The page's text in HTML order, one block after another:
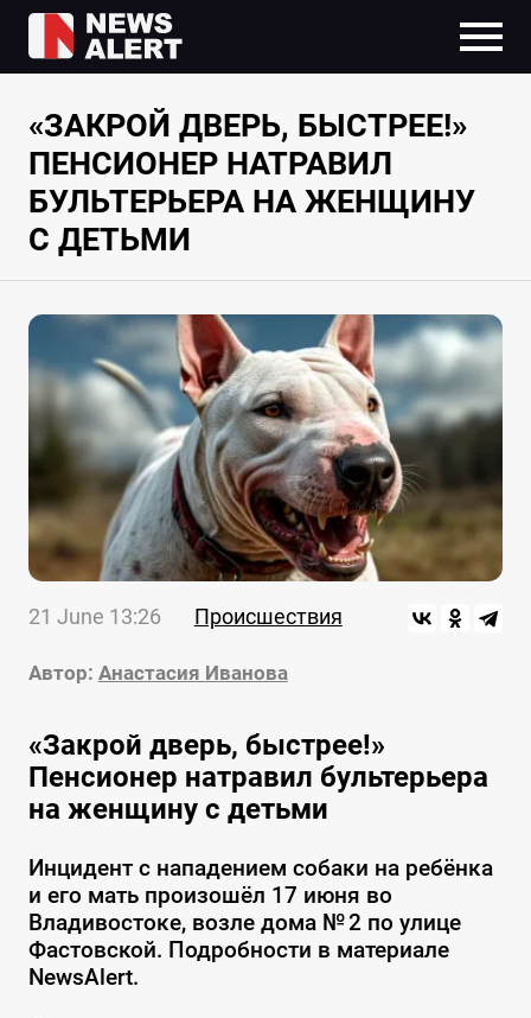
«ЗАКРОЙ ДВЕРЬ, БЫСТРЕЕ!»
ПЕНСИОНЕР НАТРАВИЛ
БУЛЬТЕРЬЕРА НА ЖЕНЩИНУ
С ДЕТЬМИ
21 June 13:26 Происшествия
Автор: Анастасия Иванова
«Закрой дверь, быстрее!»
Пенсионер натравил бультерьера
на женщину с детьми
Инцидент с нападением собаки на ребёнка
и его мать произошёл 17 июня во
Владивостоке, возле дома № 2 по улице
Фастовской. Подробности в материале
NewsAlert.